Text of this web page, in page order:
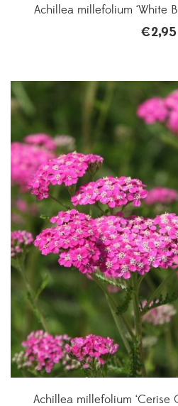
Achillea millefolium ‘White
€2,95
Achillea millefolium ‘Cerise